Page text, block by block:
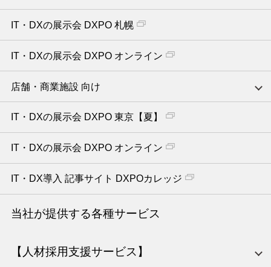
IT・DXの展示会 DXPO 札幌
IT・DXの展示会 DXPO オンライン
店舗・商業施設 向け
IT・DXの展示会 DXPO 東京【夏】
IT・DXの展示会 DXPO オンライン
IT・DX導入 記事サイト DXPOカレッジ
当社が提供する各種サービス
【人材採用支援サービス】